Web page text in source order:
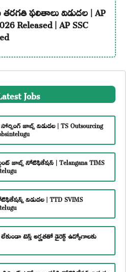
తరగతి ఫలితాలు విడుదల | AP
Released | AP SSC
Jobs
జాబ్స్ విడుదల | TS Outsourcing
జాబ్స్ నోటిఫికేషన్ | Telangana TIMS
విడుదల | TTD SVIMS
టెన్త్ అర్హతతో డైరెక్ట్ ఉద్యోగాలకు